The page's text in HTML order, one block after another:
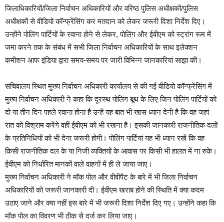
जिलाधिकारियों/जिला निर्वाचन अधिकारियों और वरिष्ठ पुलिस अधीक्षकों/पुलिस
अधीक्षकों से वीडियो कॉन्फ्रेंसिंग कर मतदान को लेकर जरूरी दिशा निर्देश दिए।
उन्होंने पोलिंग पार्टियों के रवाना होने से लेकर, पोलिंग और ईवीएम को स्ट्रांग रूम में
जमा करने तक के संबंध में सभी जिला निर्वाचन अधिकारियों के साथ इलेक्शन
कमीशन आफ इंडिया द्वारा समय-समय पर जारी विभिन्न जानकारियां साझा की।
सचिवालय स्थित मुख्य निर्वाचन अधिकारी कार्यालय से की गई वीडियो कॉन्फ्रेंसिंग में
मुख्य निर्वाचन अधिकारी ने कहा कि दूरस्थ पोलिंग बूथ के लिए जिन पोलिंग पार्टियों को
दो या तीन दिन पहले रवाना होना है उन्हें यह बात भी खास ध्यान देनी है कि वह जहां
रात को विश्राम करेंगे वहीं ईवीएम को भी रखना है। इसकी जानकारी राजनीतिक दलों
के प्रतिनिधियों को भी देना जरूरी होगी। पोलिंग पार्टियां यह भी ध्यान रखें कि वह
किसी राजनीतिक दल के या निजी व्यक्तियों के आवास पर किसी भी हालत में ना रुके।
ईवीएम को निर्धारित मानकों वाले वाहनों में ही ले जाया जाए।
मुख्य निर्वाचन अधिकारी ने मॉक पोल और वीवीपैट के बारे में भी जिला निर्वाचन
अधिकारियों को जरूरी जानकारी दी। ईवीएम खराब होने की स्थिति में क्या कदम
उठाए जाने और क्या नहीं इस बारे में भी जरूरी दिशा निर्देश दिए गए। उन्होंने कहा कि
मॉक पोल का विवरण भी ठीक से दर्ज कर लिया जाए।